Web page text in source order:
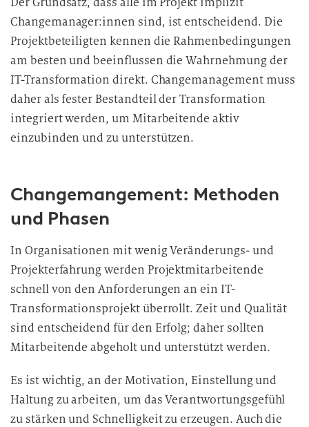
Changemanager:innen sind, ist entscheidend. Die
Projektbeteiligten kennen die Rahmenbedingungen
am besten und beeinflussen die Wahrnehmung der
IT-Transformation direkt. Changemanagement muss
daher als fester Bestandteil der Transformation
integriert werden, um Mitarbeitende aktiv
einzubinden und zu unterstützen.
Changemangement: Methoden
und Phasen
In Organisationen mit wenig Veränderungs- und
Projekterfahrung werden Projektmitarbeitende
schnell von den Anforderungen an ein IT-
Transformationsprojekt überrollt. Zeit und Qualität
sind entscheidend für den Erfolg; daher sollten
Mitarbeitende abgeholt und unterstützt werden.
Es ist wichtig, an der Motivation, Einstellung und
Haltung zu arbeiten, um das Verantwortungsgefühl
zu stärken und Schnelligkeit zu erzeugen. Auch die